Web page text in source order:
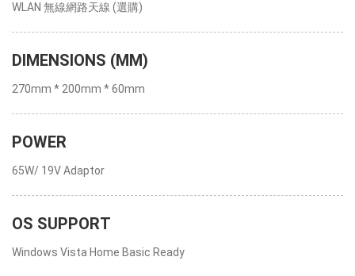
WLAN 無線網路天線 (選購)
DIMENSIONS (MM)
270mm * 200mm * 60mm
POWER
65W/ 19V Adaptor
OS SUPPORT
Windows Vista Home Basic Ready